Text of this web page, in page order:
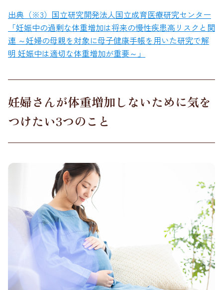
出典（※3）国立研究開発法人国立成育医療研究センター
「妊娠中の過剰な体重増加は将来の慢性疾患高リスクと関
連 ～妊婦の母親を対象に母子健康手帳を用いた研究で解
明 妊娠中は適切な体重増加が重要～」
妊婦さんが体重増加しないために気を
つけたい3つのこと